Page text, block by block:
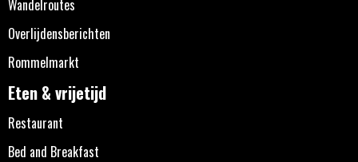
Wandelroutes
Overlijdensberichten
Rommelmarkt
Eten & vrijetijd
Restaurant
Bed and Breakfast